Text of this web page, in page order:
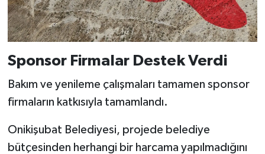
Sponsor Firmalar Destek Verdi
Bakım ve yenileme çalışmaları tamamen sponsor
firmaların katkısıyla tamamlandı.
Onikişubat Belediyesi, projede belediye
bütçesinden herhangi bir harcama yapılmadığını